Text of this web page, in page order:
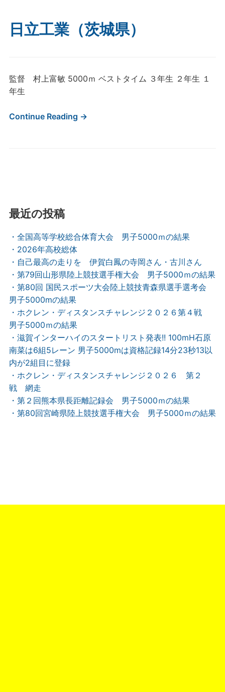
日立工業（茨城県）
監督 村上富敏 5000ｍ ベストタイム ３年生 ２年生 １
年生
Continue Reading →
最近の投稿
・全国高等学校総合体育大会 男子5000ｍの結果
・2026年高校総体
・自己最高の走りを 伊賀白鳳の寺岡さん・古川さん
・第79回山形県陸上競技選手権大会 男子5000ｍの結果
・第80回 国民スポーツ大会陸上競技青森県選手選考会
男子5000mの結果
・ホクレン・ディスタンスチャレンジ２０２６第４戦
男子5000ｍの結果
・滋賀インターハイのスタートリスト発表!! 100mH石原
南菜は6組5レーン 男子5000mは資格記録14分23秒13以
内が2組目に登録
・ホクレン・ディスタンスチャレンジ２０２６ 第２
戦 網走
・第２回熊本県長距離記録会 男子5000ｍの結果
・第80回宮崎県陸上競技選手権大会 男子5000ｍの結果